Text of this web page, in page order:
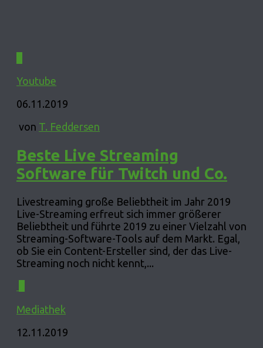
Youtube
06.11.2019
von T. Feddersen
Beste Live Streaming
Software für Twitch und Co.
Livestreaming große Beliebtheit im Jahr 2019
Live-Streaming erfreut sich immer größerer
Beliebtheit und führte 2019 zu einer Vielzahl von
Streaming-Software-Tools auf dem Markt. Egal,
ob Sie ein Content-Ersteller sind, der das Live-
Streaming noch nicht kennt,...
Mediathek
12.11.2019